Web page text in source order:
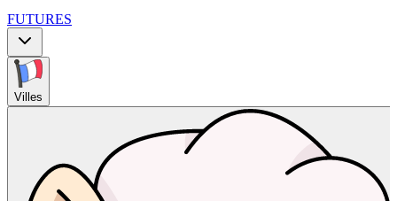
FUTURES
Villes